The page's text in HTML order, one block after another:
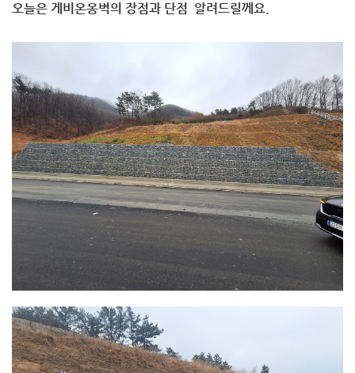
오늘은 게비온옹벽의 장점과 단점 알려드릴께요.